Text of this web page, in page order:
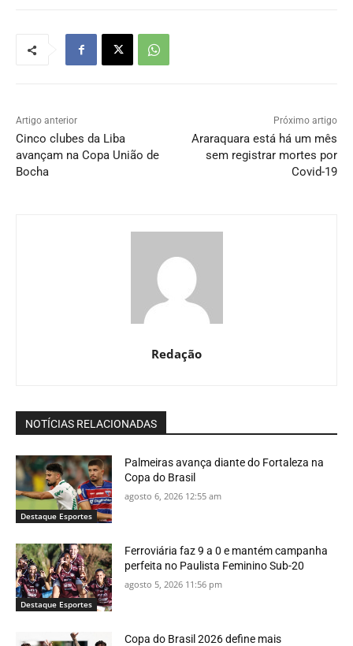
Artigo anterior
Cinco clubes da Liba
avançam na Copa União de
Bocha
Próximo artigo
Araraquara está há um mês
sem registrar mortes por
Covid-19
Redação
NOTÍCIAS RELACIONADAS
Destaque Esportes
Palmeiras avança diante do Fortaleza na
Copa do Brasil
agosto 6, 2026 12:55 am
Destaque Esportes
Ferroviária faz 9 a 0 e mantém campanha
perfeita no Paulista Feminino Sub-20
agosto 5, 2026 11:56 pm
Copa do Brasil 2026 define mais